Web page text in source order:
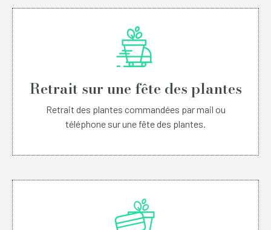
Retrait sur une fête des plantes
Retrait des plantes commandées par mail ou
téléphone sur une fête des plantes.